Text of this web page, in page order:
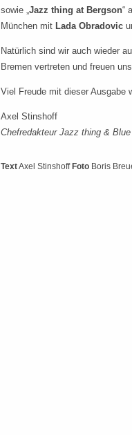
sowie „ Jazz thing at Bergson“
München mit Lada Obradovic
Natürlich sind wir auch wieder
Bremen vertreten und freuen
Viel Freude mit dieser Ausgabe
Axel Stinshoff
Chefredakteur Jazz thing &
TextAxel StinshoffFoto Boris